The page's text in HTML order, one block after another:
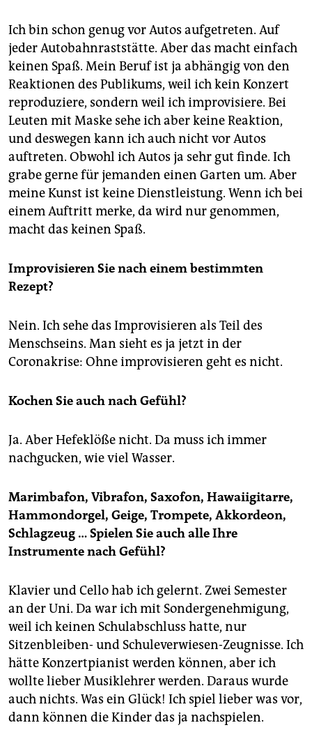
Ich bin schon genug vor Autos aufgetreten. Auf
jeder Autobahnraststätte. Aber das macht einfach
keinen Spaß. Mein Beruf ist ja abhängig von den
Reaktionen des Publikums, weil ich kein Konzert
reproduziere, sondern weil ich improvisiere. Bei
Leuten mit Maske sehe ich aber keine Reaktion,
und deswegen kann ich auch nicht vor Autos
auftreten. Obwohl ich Autos ja sehr gut finde. Ich
grabe gerne für jemanden einen Garten um. Aber
meine Kunst ist keine Dienstleistung. Wenn ich bei
einem Auftritt merke, da wird nur genommen,
macht das keinen Spaß.
Improvisieren Sie nach einem bestimmten
Rezept?
Nein. Ich sehe das Improvisieren als Teil des
Menschseins. Man sieht es ja jetzt in der
Coronakrise: Ohne improvisieren geht es nicht.
Kochen Sie auch nach Gefühl?
Ja. Aber Hefeklöße nicht. Da muss ich immer
nachgucken, wie viel Wasser.
Marimbafon, Vibrafon, Saxofon, Hawaiigitarre,
Hammondorgel, Geige, Trompete, Akkordeon,
Schlagzeug …Spielen Sie auch alle Ihre
Instrumente nach Gefühl?
Klavier und Cello hab ich gelernt. Zwei Semester
an der Uni. Da war ich mit Sondergenehmigung,
weil ich keinen Schulabschluss hatte, nur
Sitzenbleiben- und Schuleverwiesen-Zeugnisse. Ich
hätte Konzertpianist werden können, aber ich
wollte lieber Musiklehrer werden. Daraus wurde
auch nichts. Was ein Glück! Ich spiel lieber was vor,
dann können die Kinder das ja nachspielen.